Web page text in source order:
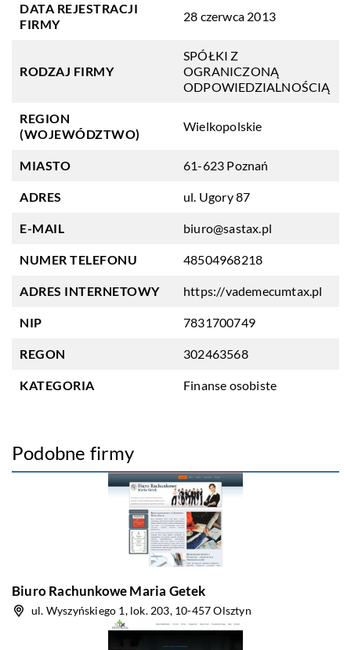
DATA REJESTRACJI
FIRMY
28 czerwca 2013
RODZAJ FIRMY
SPÓŁKI Z
OGRANICZONĄ
ODPOWIEDZIALNOŚCIĄ
REGION
(WOJEWÓDZTWO)
Wielkopolskie
MIASTO 61-623 Poznań
ADRES ul. Ugory 87
E-MAIL biuro@sastax.pl
NUMER TELEFONU 48504968218
ADRES INTERNETOWY https://vademecumtax.pl
NIP 7831700749
REGON 302463568
KATEGORIA Finanse osobiste
Podobne firmy
Biuro Rachunkowe Maria Getek
ul. Wyszyńskiego 1, lok. 203, 10-457 Olsztyn